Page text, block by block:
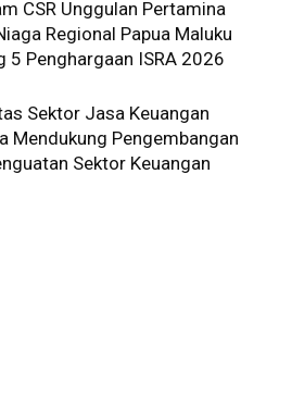
CSR Unggulan Pertamina
Regional Papua Maluku
5 Penghargaan ISRA 2026
Sektor Jasa Keuangan
Mendukung Pengembangan
Sektor Keuangan